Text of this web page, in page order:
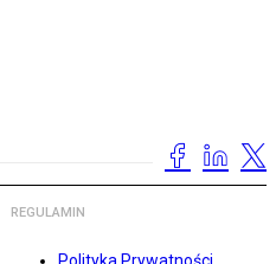
REGULAMIN